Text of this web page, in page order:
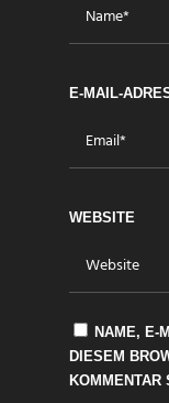
E-MAIL-
WEBSITE
NAME, E-
DIESEM
KOMMENTAR